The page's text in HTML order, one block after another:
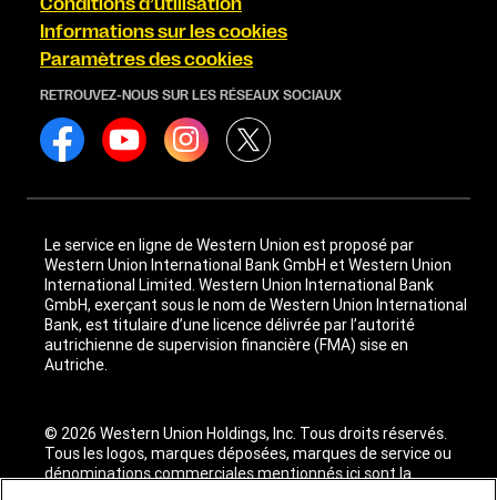
Conditions d’utilisation
Informations sur les cookies
Paramètres des cookies
RETROUVEZ-NOUS SUR LES RÉSEAUX SOCIAUX
Le service en ligne de Western Union est proposé par
Western Union International Bank GmbH et Western Union
International Limited. Western Union International Bank
GmbH, exerçant sous le nom de Western Union International
Bank, est titulaire d’une licence délivrée par l’autorité
autrichienne de supervision financière (FMA) sise en
Autriche.
© 2026 Western Union Holdings, Inc. Tous droits réservés.
Tous les logos, marques déposées, marques de service ou
dénominations commerciales mentionnés ici sont la